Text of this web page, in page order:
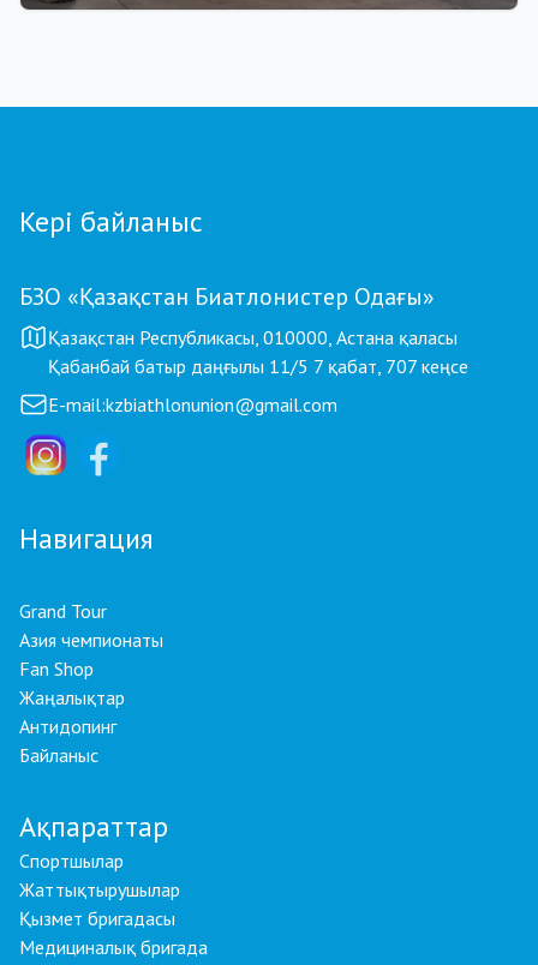
Кері байланыс
БЗО «Қазақстан Биатлонистер Одағы»
Қазақстан Республикасы, 010000, Астана қаласы
Қабанбай батыр даңғылы 11/5 7 қабат, 707 кеңсе
E-mail:kzbiathlonunion@gmail.com
Навигация
Grand Tour
Азия чемпионаты
Fan Shop
Жаңалықтар
Антидопинг
Байланыс
Ақпараттар
Спортшылар
Жаттықтырушылар
Қызмет бригадасы
Медициналық бригада